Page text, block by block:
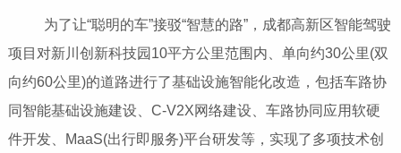
为了让“聪明的车”接驳“智慧的路”，成都高新区智能驾驶
项目对新川创新科技园10平方公里范围内、单向约30公里(双
向约60公里)的道路进行了基础设施智能化改造，包括车路协
同智能基础设施建设、C-V2X网络建设、车路协同应用软硬
件开发、MaaS(出行即服务)平台研发等，实现了多项技术创